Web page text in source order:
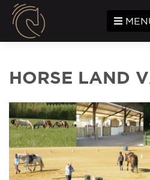
HORSE LAND
Panneau de gestion des